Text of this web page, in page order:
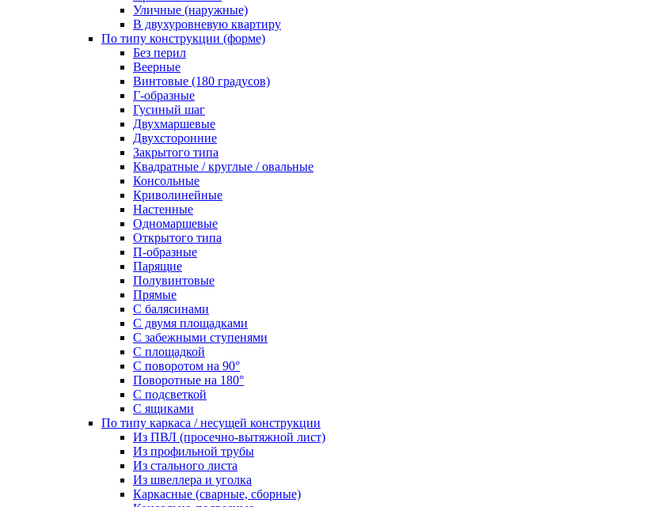
Уличные (наружные)
В двухуровневую квартиру
По типу конструкции (форме)
Без перил
Веерные
Винтовые (180 градусов)
Г-образные
Гусиный шаг
Двухмаршевые
Двухсторонние
Закрытого типа
Квадратные / круглые / овальные
Консольные
Криволинейные
Настенные
Одномаршевые
Открытого типа
П-образные
Парящие
Полувинтовые
Прямые
С балясинами
С двумя площадками
С забежными ступенями
С площадкой
С поворотом на 90°
Поворотные на 180°
С подсветкой
С ящиками
По типу каркаса / несущей конструкции
Из ПВЛ (просечно-вытяжной лист)
Из профильной трубы
Из стального листа
Из швеллера и уголка
Каркасные (сварные, сборные)